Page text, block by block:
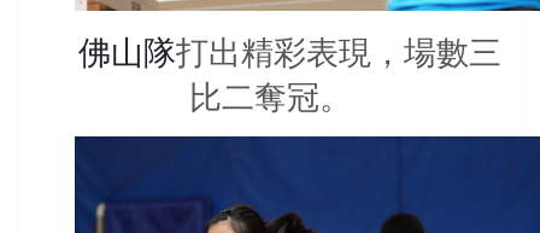
佛山隊打出精彩表現，場數三
比二奪冠。